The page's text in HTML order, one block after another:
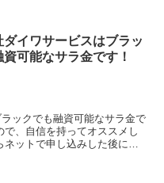
ダイワサービスはブラッ
資可能なサラ金です！
ックでも融資可能なサラ金で
、自信を持ってオススメし
ットで申し込みした後に電